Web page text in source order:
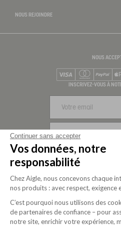
NOUS REJOINDRE
NOUS
Visa Mastercard
PayPal
INSCRIVEZ-VOUS À
Continuer sans accepter
Vos données, notre
responsabilité
Chez Aigle, nous concevons chaque
nos produits : avec respect, exigence
C’est pourquoi nous utilisons des
de partenaires de confiance – pour
notre site, enrichir votre expérience,